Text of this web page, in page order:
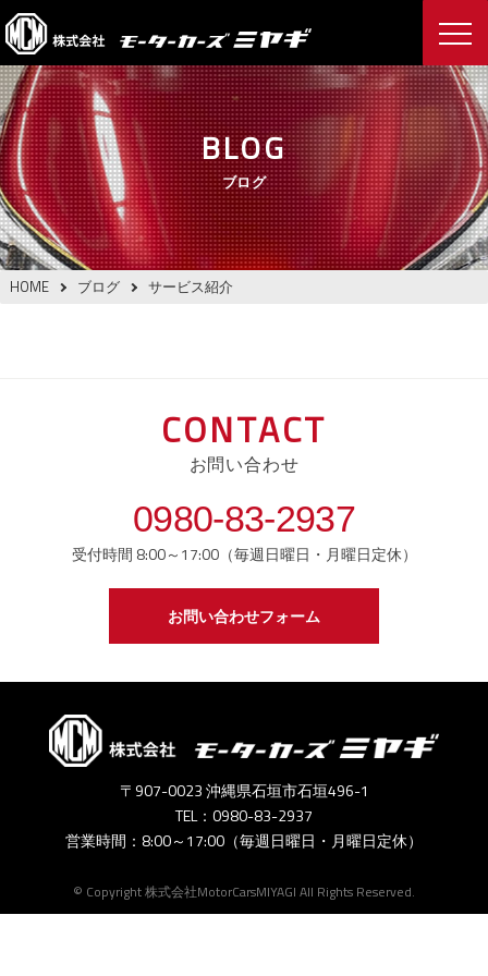
BLOG
ブログ
HOME ブログ サービス紹介
CONTACT
お問い合わせ
0980-83-2937
受付時間 8:00～17:00（毎週日曜日・月曜日定休）
お問い合わせフォーム
〒907-0023 沖縄県石垣市石垣496-1
TEL：0980-83-2937
営業時間：8:00～17:00（毎週日曜日・月曜日定休）
© Copyright 株式会社MotorCarsMIYAGI All Rights Reserved.